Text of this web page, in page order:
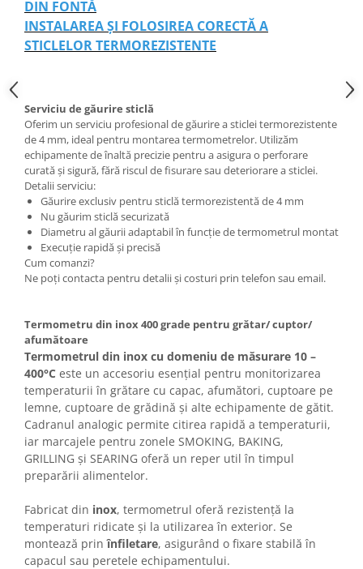
DIN FONTĂ
INSTALAREA ȘI FOLOSIREA CORECTĂ A
STICLELOR TERMOREZISTENTE
Serviciu de găurire sticlă
Oferim un serviciu profesional de găurire a sticlei termorezistente
de 4 mm, ideal pentru montarea termometrelor. Utilizăm
echipamente de înaltă precizie pentru a asigura o perforare
curată și sigură, fără riscul de fisurare sau deteriorare a sticlei.
Detalii serviciu:
Găurire exclusiv pentru sticlă termorezistentă de 4 mm
Nu găurim sticlă securizată
Diametru al găurii adaptabil în funcție de termometrul montat
Execuție rapidă și precisă
Cum comanzi?
Ne poți contacta pentru detalii și costuri prin telefon sau email.
Termometru din inox 400 grade pentru grătar/ cuptor/
afumătoare
Termometrul din inox cu domeniu de măsurare 10 –
400°C este un accesoriu esențial pentru monitorizarea
temperaturii în grătare cu capac, afumători, cuptoare pe
lemne, cuptoare de grădină și alte echipamente de gătit.
Cadranul analogic permite citirea rapidă a temperaturii,
iar marcajele pentru zonele SMOKING, BAKING,
GRILLING și SEARING oferă un reper util în timpul
preparării alimentelor.
Fabricat din inox, termometrul oferă rezistență la
temperaturi ridicate și la utilizarea în exterior. Se
montează prinînfiletare, asigurând o fixare stabilă în
capacul sau peretele echipamentului.